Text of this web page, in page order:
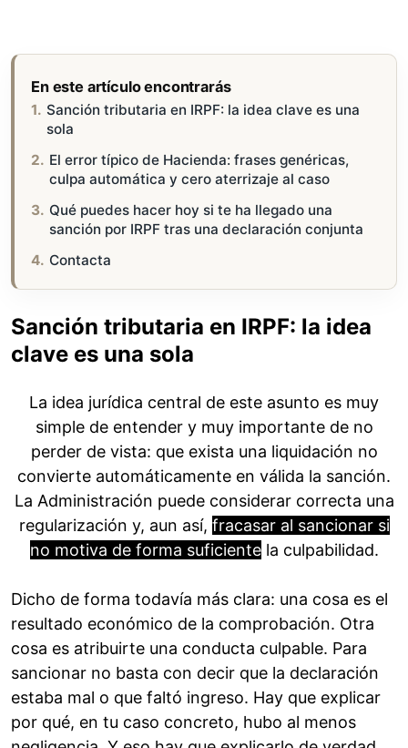
En este artículo encontrarás
Sanción tributaria en IRPF: la idea clave es una
sola
El error típico de Hacienda: frases genéricas,
culpa automática y cero aterrizaje al caso
Qué puedes hacer hoy si te ha llegado una
sanción por IRPF tras una declaración conjunta
Contacta
Sanción tributaria en IRPF: la idea
clave es una sola
La idea jurídica central de este asunto es muy
simple de entender y muy importante de no
perder de vista: que exista una liquidación no
convierte automáticamente en válida la sanción.
La Administración puede considerar correcta una
regularización y, aun así, fracasar al sancionar si
no motiva de forma suficientela culpabilidad.
Dicho de forma todavía más clara: una cosa es el
resultado económico de la comprobación. Otra
cosa es atribuirte una conducta culpable. Para
sancionar no basta con decir que la declaración
estaba mal o que faltó ingreso. Hay que explicar
por qué, en tu caso concreto, hubo al menos